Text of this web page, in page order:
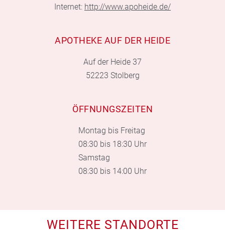
Internet: http://www.apoheide.de/
APOTHEKE AUF DER HEIDE
Auf der Heide 37
52223 Stolberg
ÖFFNUNGSZEITEN
Montag bis Freitag
08:30 bis 18:30 Uhr
Samstag
08:30 bis 14:00 Uhr
WEITERE STANDORTE